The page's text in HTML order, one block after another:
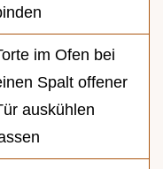
im Ofen bei
Spalt offener
auskühlen